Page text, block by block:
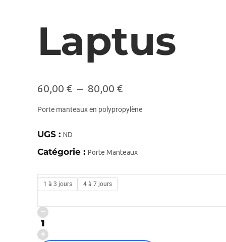
Laptus
60,00 € – 80,00 €
Porte manteaux en polypropylène
UGS : ND
Catégorie : Porte Manteaux
1 à 3 jours 4 à 7 jours